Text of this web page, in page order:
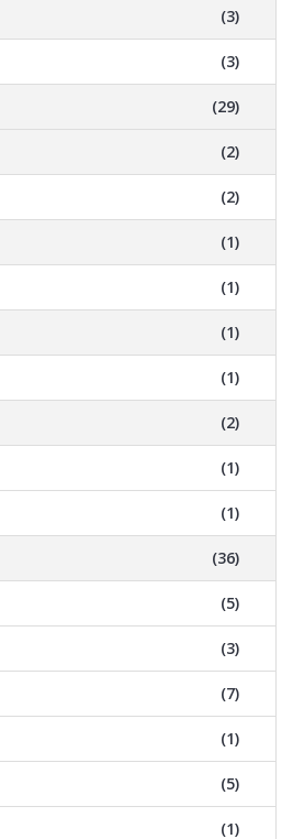
(3)
(3)
(29)
(2)
(2)
(1)
(1)
(1)
(1)
(2)
(1)
(1)
(36)
(5)
(3)
(7)
(1)
(5)
(1)